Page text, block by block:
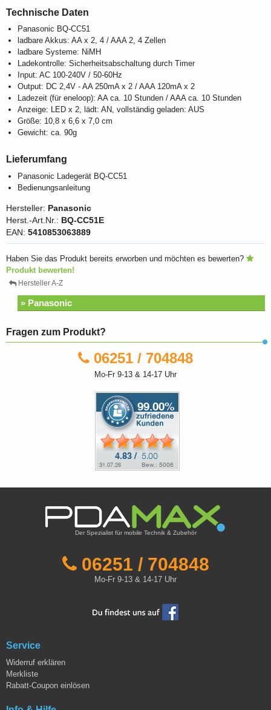
Technische Daten
Panasonic BQ-CC51
ladbare Akkus: AA x 2, 4 / AAA 2, 4 Zellen
ladbare Systeme: NiMH
Ladekontrolle: Sicherheitsabschaltung durch Timer
Input: AC 100-240V / 50-60Hz
Output: DC 2,4V - AA 250mA x 2 / AAA 120mA x 2
Ladezeit (für eneloop): AA ca. 10 Stunden / AAA ca. 10 Stunden
Anzeige: LED x 2, lädt: AN, vollständig geladen: AUS
Größe: 10,8 x 6,6 x 7,0 cm
Gewicht: ca. 90g
Lieferumfang
Panasonic Ladegerät BQ-CC51
Bedienungsanleitung
Hersteller: Panasonic
Herst.-Art.Nr.: BQ-CC51E
EAN: 5410853063889
Haben Sie das Produkt bereits erworben und möchten es bewerten?
Produkt bewerten!
Hersteller A-Z
» Panasonic
Fragen zum Produkt?
06251 / 704848
Mo-Fr 9-13 & 14-17 Uhr
Der Spezialist für mobile Technik & Zubehör
06251 / 704848
Mo-Fr 9-13 & 14-17 Uhr
Service
Widerruf erklären
Merkliste
Rabatt-Coupon einlösen